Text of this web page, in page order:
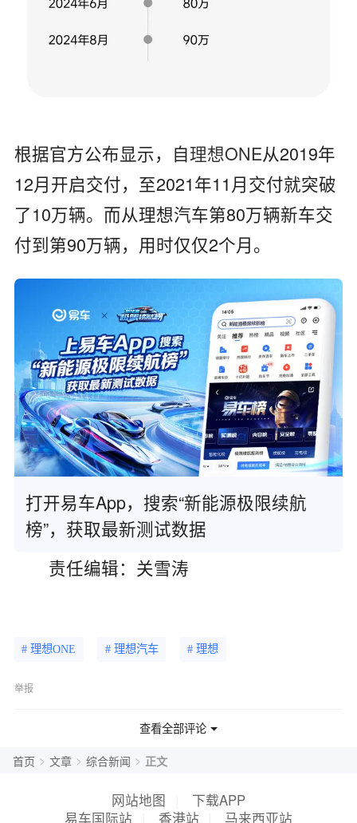
根据官方公布显示，自理想ONE从2019年
12月开启交付，至2021年11月交付就突破
了10万辆。而从理想汽车第80万辆新车交
付到第90万辆，用时仅仅2个月。
打开易车App，搜索“新能源极限续航
榜”，获取最新测试数据
责任编辑：关雪涛
# 理想ONE # 理想汽车 # 理想
举报
查看全部评论
首页 > 文章 > 综合新闻 > 正文
网站地图
下载APP
易车国际站
香港站 马来西亚站